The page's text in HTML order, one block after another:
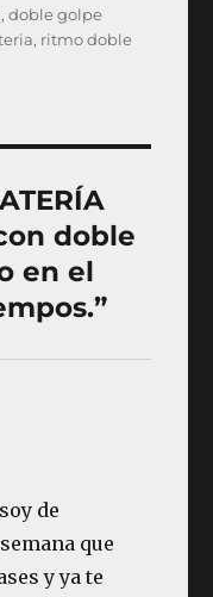
,doble golpe
, ritmo doble
doble
en el
de
que
y ya te